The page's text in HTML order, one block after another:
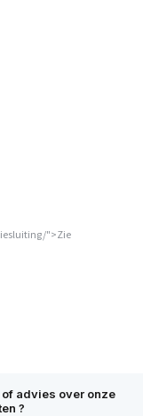
">Zie
advies over onze
?